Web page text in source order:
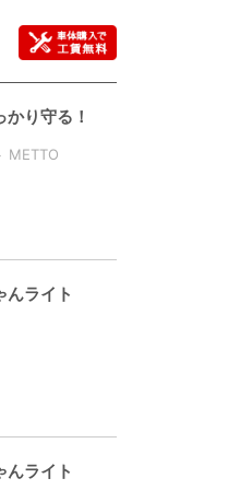
り守る！
METTO
んライト
んライト